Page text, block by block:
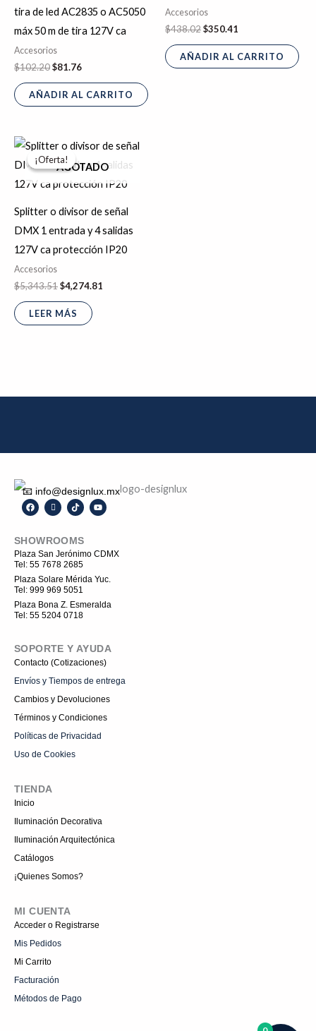
tira de led AC2835 o AC5050
máx 50 m de tira 127V ca
Accesorios
$102.20$81.76
AÑADIR AL CARRITO
Accesorios
$438.02$350.41
AÑADIR AL CARRITO
¡Oferta!
AGOTADO
¡Oferta!
Splitter o divisor de señal
DMX 1 entrada y 4 salidas
127V ca protección IP20
Accesorios
$5,343.51
El
precio
original
$5,343.51.
$4,274.81
El
precio
actual
es:
$4,274.81.
LEER MÁS
📧 info@designlux.mx
F
a
b
o
o
k
I
c
-
i
n
s
t
a
g
r
a
m
T
i
o
k
Y
o
b
e
SHOWROOMS
Plaza San Jerónimo CDMX
Tel: 55 7678 2685
Plaza Solare Mérida Yuc.
Tel: 999 969 5051
Plaza Bona Z. Esmeralda
Tel: 55 5204 0718
SOPORTE Y AYUDA
Contacto (Cotizaciones)
Envíos y Tiempos de entrega
Cambios y Devoluciones
Términos y Condiciones
Políticas de Privacidad
Uso de Cookies
TIENDA
Inicio
Iluminación Decorativa
Iluminación Arquitectónica
Catálogos
¡Quienes Somos?
MI CUENTA
Acceder o Registrarse
Mis Pedidos
Mi Carrito
Facturación
Métodos de Pago